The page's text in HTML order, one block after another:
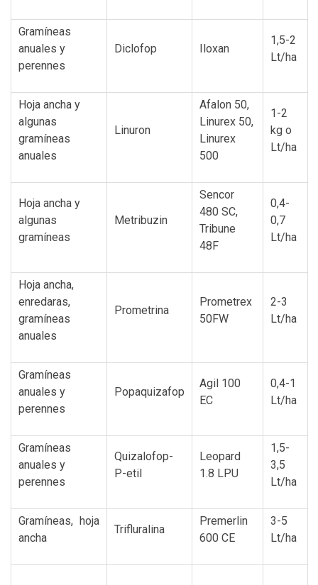
Gramíneas
anuales y
perennes
Diclofop Iloxan
1,5-2
Lt/ha
Hoja ancha y
algunas
gramíneas
anuales
Linuron
Afalon 50,
Linurex 50,
Linurex
500
1-2
kg o
Lt/ha
Hoja ancha y
algunas
gramíneas
Metribuzin
Sencor
480 SC,
Tribune
48F
0,4-
0,7
Lt/ha
Hoja ancha,
enredaras,
gramíneas
anuales
Prometrina
Prometrex
50FW
2-3
Lt/ha
Gramíneas
anuales y
perennes
Popaquizafop
Agil 100
EC
0,4-1
Lt/ha
Gramíneas
anuales y
perennes
Quizalofop-
P-etil
Leopard
1.8 LPU
1,5-
3,5
Lt/ha
Gramíneas, hoja
ancha
Trifluralina
Premerlin
600 CE
3-5
Lt/ha